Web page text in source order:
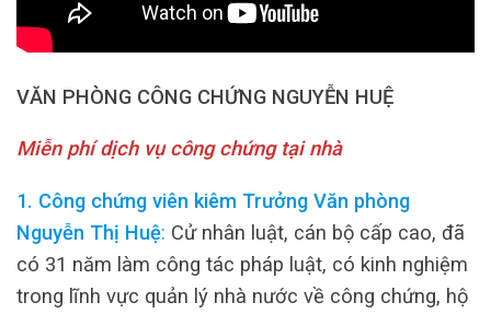
VĂN PHÒNG CÔNG CHỨNG NGUYỄN HUỆ
Miễn phí dịch vụ công chứng tại nhà
1. Công chứng viên kiêm Trưởng Văn phòng
Nguyễn Thị Huệ: Cử nhân luật, cán bộ cấp cao, đã
có 31 năm làm công tác pháp luật, có kinh nghiệm
trong lĩnh vực quản lý nhà nước về công chứng, hộ